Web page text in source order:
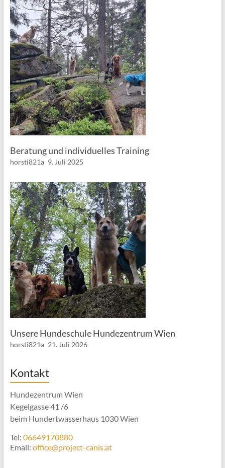
Beratung und individuelles Training
horsti821a 9. Juli 2025
Unsere Hundeschule Hundezentrum Wien
horsti821a 21. Juli 2026
Kontakt
Hundezentrum Wien
Kegelgasse 41 /6
beim Hundertwasserhaus 1030 Wien
Tel: 06649170880
Email: office@project-canis.at